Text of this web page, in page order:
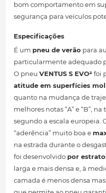
bom comportamento em
segurança para veículos
Especificações
É um pneu de verão para
particularmente adequado
O pneu VENTUS S EVO² foi
atitude em superfícies
quanto na mudança de
melhores notas “A” e “B”,
segundo a escala europeia.
“aderência” muito boa e
na estrada durante o
foi desenvolvido por
larga e mais densa e, à
camada é menos densa